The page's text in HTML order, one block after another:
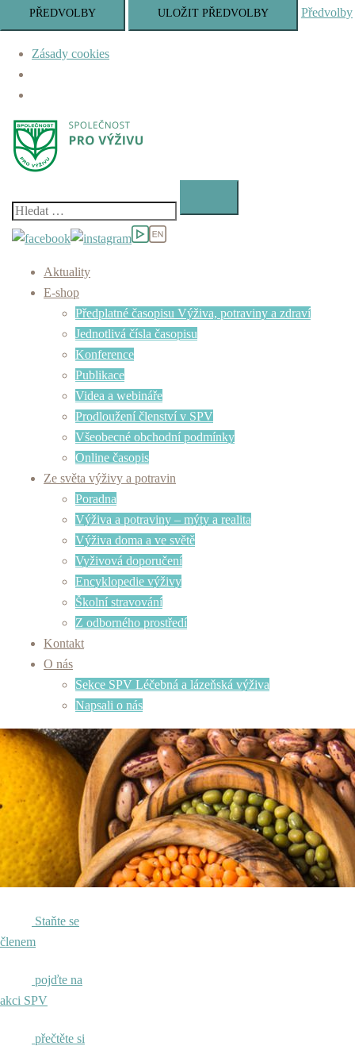
PŘEDVOLBY ULOŽIT PŘEDVOLBY Předvolby
Zásady cookies
Skip
content
Vyhledávání
Aktuality
E-shop
Předplatné časopisu Výživa, potraviny a zdraví
Jednotlivá čísla časopisu
Konference
Publikace
Videa a webináře
Prodloužení členství v SPV
Všeobecné obchodní podmínky
Online časopis
Ze světa výživy a potravin
Poradna
Výživa a potraviny – mýty a realita
Výživa doma a ve světě
Vyživová doporučení
Encyklopedie výživy
Školní stravování
Z odborného prostředí
Kontakt
O nás
Sekce SPV Léčebná a lázeňská výživa
Napsali o nás
Staňte se
členem
pojďte na
akci SPV
přečtěte si